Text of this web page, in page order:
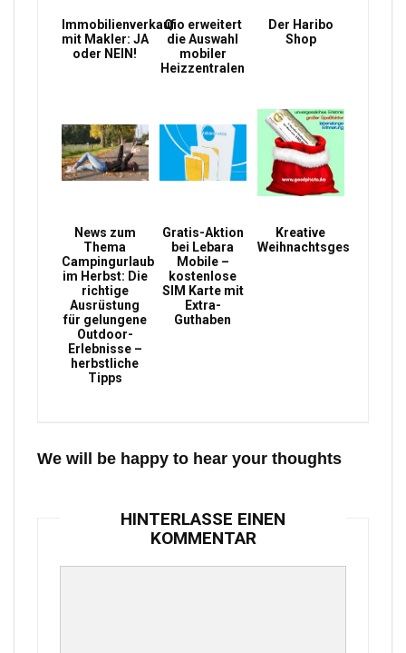
Immobilienverkauf
mit Makler: JA
oder NEIN!
Qio erweitert
die Auswahl
mobiler
Heizzentralen
Der Haribo
Shop
News zum
Thema
Campingurlaub
im Herbst: Die
richtige
Ausrüstung
für gelungene
Outdoor-
Erlebnisse –
herbstliche
Tipps
Gratis-Aktion
bei Lebara
Mobile –
kostenlose
SIM Karte mit
Extra-
Guthaben
Kreative
Weihnachtsgeschenke
We will be happy to hear your thoughts
HINTERLASSE EINEN
KOMMENTAR